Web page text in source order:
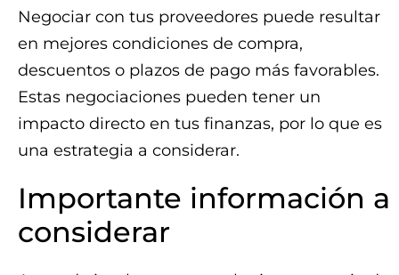
Negociar con tus proveedores puede resultar
en mejores condiciones de compra,
descuentos o plazos de pago más favorables.
Estas negociaciones pueden tener un
impacto directo en tus finanzas, por lo que es
una estrategia a considerar.
Importante información a
considerar